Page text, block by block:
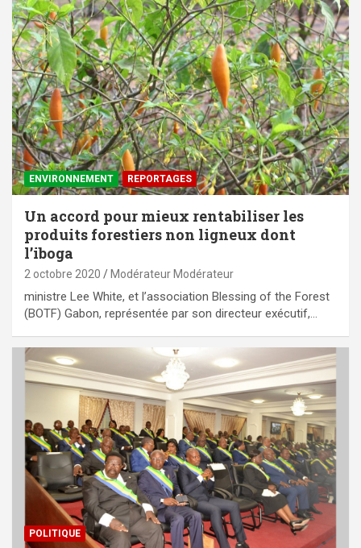
ENVIRONNEMENT REPORTAGES
Un accord pour mieux rentabiliser les
produits forestiers non ligneux dont
l’iboga
2 octobre 2020 Modérateur Modérateur
ministre Lee White, et l’association Blessing of the Forest
(BOTF) Gabon, représentée par son directeur exécutif,…
POLITIQUE